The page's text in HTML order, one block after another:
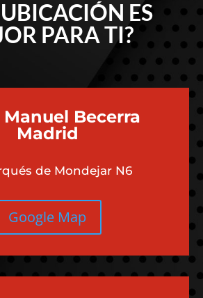
ES
PARA TI?
Becerra
Madrid
de Mondejar N6
Google Map